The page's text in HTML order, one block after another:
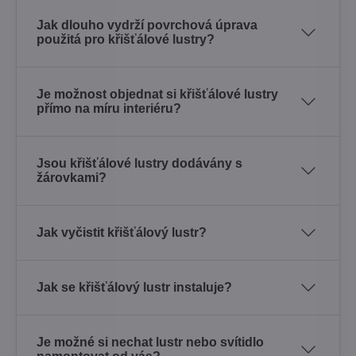
Jak dlouho vydrží povrchová úprava
použitá pro křišťálové lustry?
Je možnost objednat si křišťálové lustry
přímo na míru interiéru?
Jsou křišťálové lustry dodávány s
žárovkami?
Jak vyčistit křišťálový lustr?
Jak se křišťálový lustr instaluje?
Je možné si nechat lustr nebo svítidlo